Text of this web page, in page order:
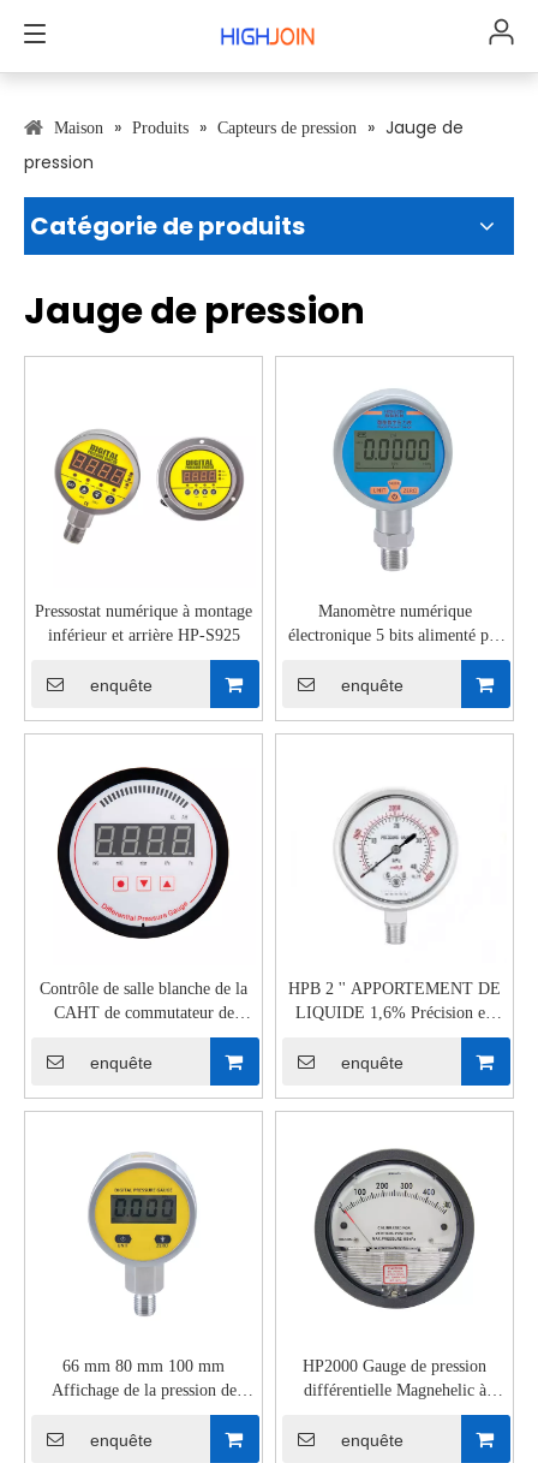
Maison » Produits » Capteurs de pression » Jauge de
pression
Catégorie de produits
Jauge de pression
Pressostat numérique à montage
inférieur et arrière HP-S925
enquête
Manomètre numérique
électronique 5 bits alimenté par
enquête
Contrôle de salle blanche de la
CAHT de commutateur de
pression numérique d'air propre
enquête
HPB 2 '' APPORTEMENT DE
LIQUIDE 1,6% Précision en
enquête
66 mm 80 mm 100 mm
Affichage de la pression de
pression numérique intelligente
enquête
HP2000 Gauge de pression
différentielle Magnehelic à
faible coût avec indicateur de
pointeur
enquête